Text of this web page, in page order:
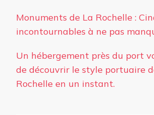
Monuments de La Rochelle :
incontournables à ne pas
Un hébergement près du port
de découvrir le style portuaire
Rochelle en un instant.